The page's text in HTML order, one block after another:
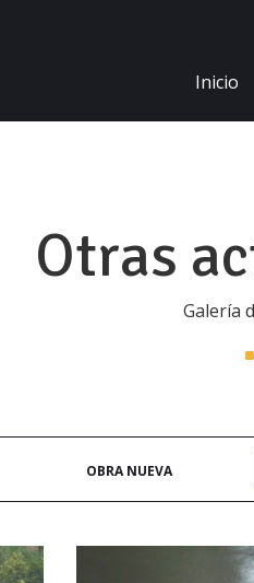
Inicio
Otras
Galería
OBRA NUEVA